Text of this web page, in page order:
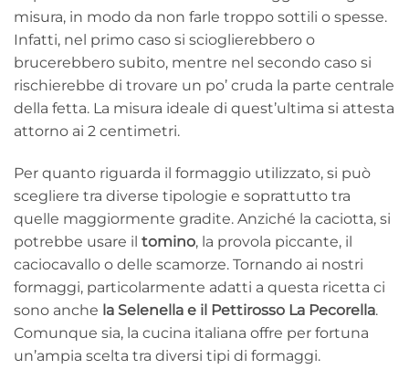
misura, in modo da non farle troppo sottili o spesse.
Infatti, nel primo caso si scioglierebbero o
brucerebbero subito, mentre nel secondo caso si
rischierebbe di trovare un po’ cruda la parte centrale
della fetta. La misura ideale di quest’ultima si attesta
attorno ai 2 centimetri.
Per quanto riguarda il formaggio utilizzato, si può
scegliere tra diverse tipologie e soprattutto tra
quelle maggiormente gradite. Anziché la caciotta, si
potrebbe usare il tomino, la provola piccante, il
caciocavallo o delle scamorze. Tornando ai nostri
formaggi, particolarmente adatti a questa ricetta ci
sono anche la Selenella e il Pettirosso La Pecorella.
Comunque sia, la cucina italiana offre per fortuna
un’ampia scelta tra diversi tipi di formaggi.